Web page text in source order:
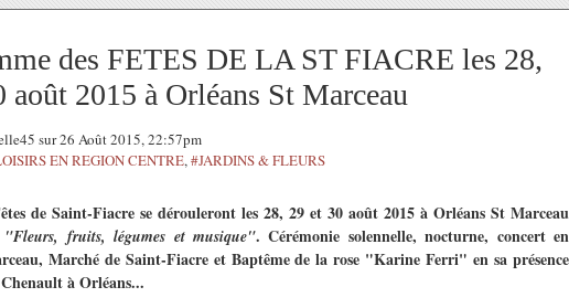
des FETES DE LA ST FIACRE les 28,
août 2015 à Orléans St Marceau
sur 26 Août 2015, 22:57pm
EN REGION CENTRE,#JARDINS & FLEURS
de Saint-Fiacre se dérouleront les 28, 29 et 30 août 2015 à Orléans St Marceau
"Fleurs, fruits, légumes et musique". Cérémonie solennelle, nocturne, concert en
Marché de Saint-Fiacre et Baptême de la rose "Karine Ferri" en sa présence
à Orléans...